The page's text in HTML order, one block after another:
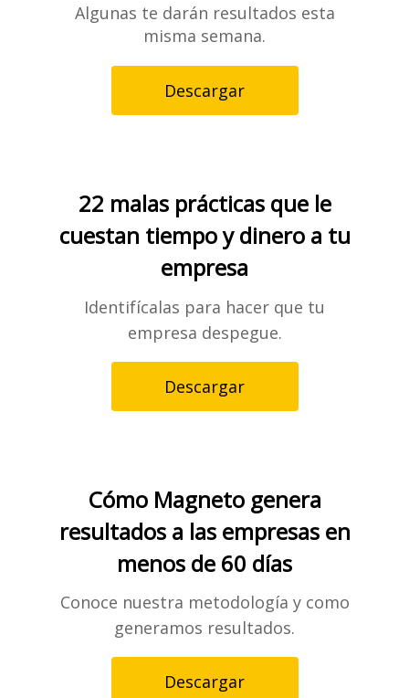
Algunas te darán resultados esta
misma semana.
Descargar
22 malas prácticas que le
cuestan tiempo y dinero a tu
empresa
Identifícalas para hacer que tu
empresa despegue.
Descargar
Cómo Magneto genera
resultados a las empresas en
menos de 60 días
Conoce nuestra metodología y como
generamos resultados.
Descargar